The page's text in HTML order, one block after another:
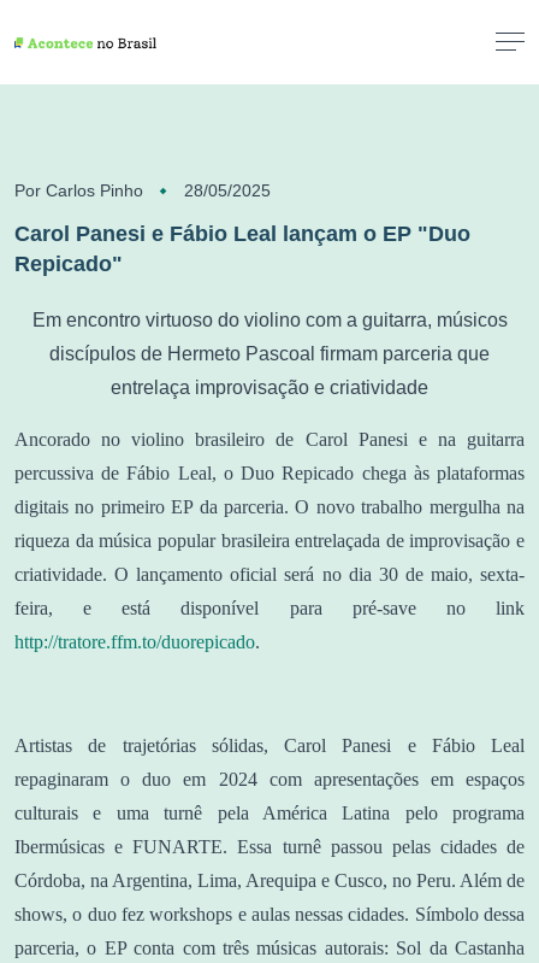
Por Carlos Pinho 28/05/2025
Carol Panesi e Fábio Leal lançam o EP "Duo
Repicado"
Em encontro virtuoso do violino com a guitarra, músicos
discípulos de Hermeto Pascoal firmam parceria que
entrelaça improvisação e criatividade
Ancorado no violino brasileiro de Carol Panesi e na guitarra
percussiva de Fábio Leal, o Duo Repicado chega às plataformas
digitais no primeiro EP da parceria. O novo trabalho mergulha na
riqueza da música popular brasileira entrelaçada de improvisação e
criatividade. O lançamento oficial será no dia 30 de maio, sexta-
feira, e está disponível para pré-save no link
http://tratore.ffm.to/duorepicado.
Artistas de trajetórias sólidas, Carol Panesi e Fábio Leal
repaginaram o duo em 2024 com apresentações em espaços
culturais e uma turnê pela América Latina pelo programa
Ibermúsicas e FUNARTE. Essa turnê passou pelas cidades de
Córdoba, na Argentina, Lima, Arequipa e Cusco, no Peru. Além de
shows, o duo fez workshops e aulas nessas cidades. Símbolo dessa
parceria, o EP conta com três músicas autorais: Sol da Castanha